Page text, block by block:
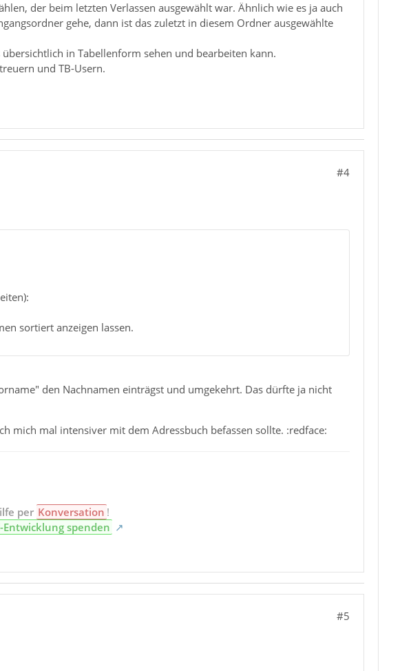
der beim letzten Verlassen ausgewählt war. Ähnlich wie es ja auch
gehe, dann ist das zuletzt in diesem Ordner ausgewählte
in Tabellenform sehen und bearbeiten kann.
und TB-Usern.
#4
sortiert anzeigen lassen.
den Nachnamen einträgst und umgekehrt. Das dürfte ja nicht
mich mal intensiver mit dem Adressbuch befassen sollte. :redface:
per Konversation !
spenden
#5